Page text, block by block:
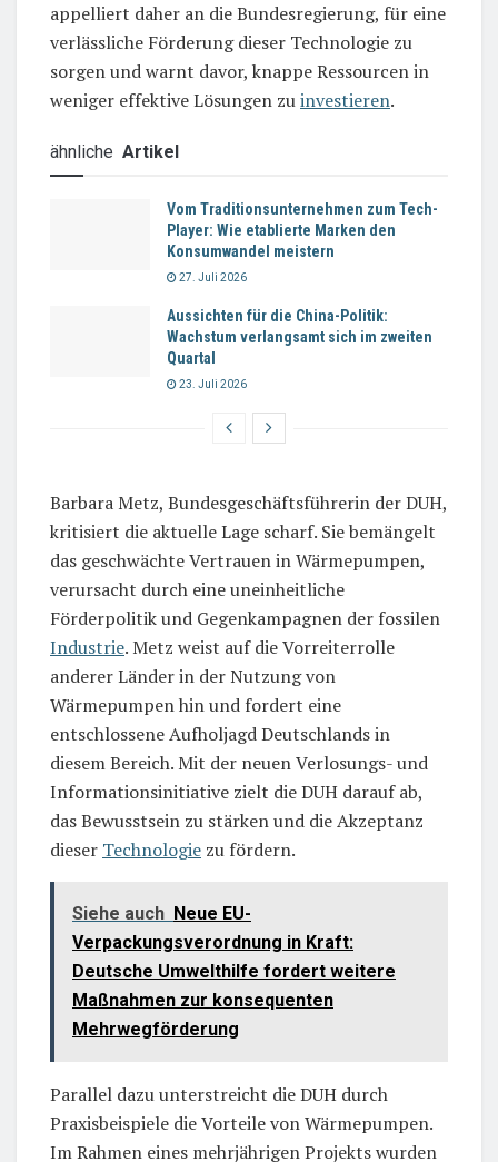
appelliert daher an die Bundesregierung, für eine
verlässliche Förderung dieser Technologie zu
sorgen und warnt davor, knappe Ressourcen in
weniger effektive Lösungen zuinvestieren.
ähnliche Artikel
Vom Traditionsunternehmen zum Tech-
Player: Wie etablierte Marken den
Konsumwandel meistern
27. Juli 2026
Aussichten für die China-Politik:
Wachstum verlangsamt sich im zweiten
Quartal
23. Juli 2026
Barbara Metz, Bundesgeschäftsführerin der DUH,
kritisiert die aktuelle Lage scharf. Sie bemängelt
das geschwächte Vertrauen in Wärmepumpen,
verursacht durch eine uneinheitliche
Förderpolitik und Gegenkampagnen der fossilen
Industrie. Metz weist auf die Vorreiterrolle
anderer Länder in der Nutzung von
Wärmepumpen hin und fordert eine
entschlossene Aufholjagd Deutschlands in
diesem Bereich. Mit der neuen Verlosungs- und
Informationsinitiative zielt die DUH darauf ab,
das Bewusstsein zu stärken und die Akzeptanz
dieser Technologie zu fördern.
Siehe auch Neue EU-
Verpackungsverordnung in Kraft:
Deutsche Umwelthilfe fordert weitere
Maßnahmen zur konsequenten
Mehrwegförderung
Parallel dazu unterstreicht die DUH durch
Praxisbeispiele die Vorteile von Wärmepumpen.
Im Rahmen eines mehrjährigen Projekts wurden